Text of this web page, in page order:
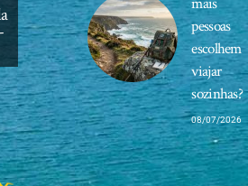
pessoas
escolhem
viajar
sozinhas?
08/07/2026